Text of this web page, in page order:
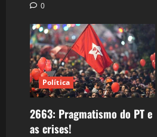
0
Política
2663: Pragmatismo do PT e
as crises!